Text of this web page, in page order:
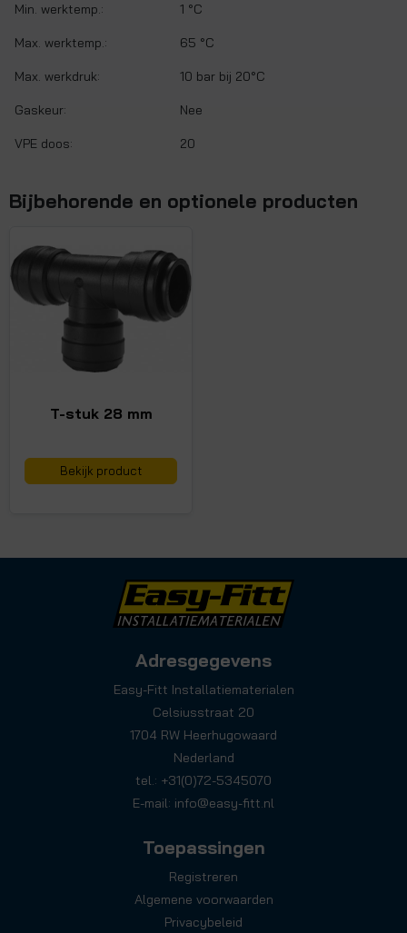
Min. werktemp.: 1 °C
Max. werktemp.: 65 °C
Max. werkdruk: 10 bar bij 20°C
Gaskeur: Nee
VPE doos: 20
Bijbehorende en optionele producten
T-stuk 28 mm
Bekijk product
Adresgegevens
Easy-Fitt Installatiematerialen
Celsiusstraat 20
1704 RW Heerhugowaard
Nederland
tel.: +31(0)72-5345070
E-mail: info@easy-fitt.nl
Toepassingen
Registreren
Algemene voorwaarden
Privacybeleid